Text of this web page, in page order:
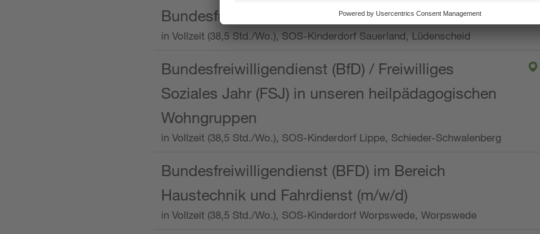
Bundesfreiwilligendienst
in Vollzeit (38,5 Std./Wo.), SOS-Kinderdorf Sauerland, Lüdenscheid
Bundesfreiwilligendienst (BfD) / Freiwilliges
Soziales Jahr (FSJ) in unseren heilpädagogischen
Wohngruppen
in Vollzeit (38,5 Std./Wo.), SOS-Kinderdorf Lippe, Schieder-Schwalenberg
Bundesfreiwilligendienst (BFD) im Bereich
Haustechnik und Fahrdienst (m/w/d)
in Vollzeit (38,5 Std./Wo.), SOS-Kinderdorf Worpswede, Worpswede